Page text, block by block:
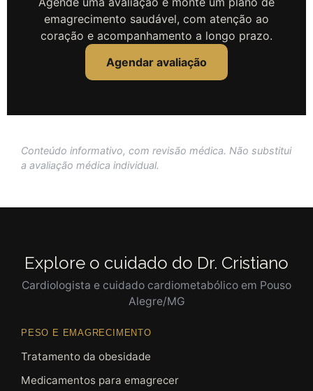
emagrecimento saudável, com atenção ao
coração e acompanhamento a longo prazo.
Agendar avaliação
Conteúdo informativo, com revisão médica. Não substitui
a avaliação médica individual.
Explore o cuidado do Dr. Cristiano
Cardiologista e cuidado cardiometabólico em Pouso
Alegre/MG
PESO E EMAGRECIMENTO
Tratamento da obesidade
Medicamentos para emagrecer